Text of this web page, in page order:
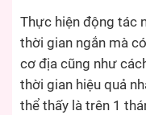
Thực hiện động tác
thời gian ngắn mà
cơ địa cũng như
thời gian hiệu quả
thể thấy là trên 1